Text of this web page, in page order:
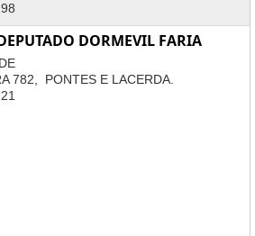
DORMEVIL FARIA
782, PONTES E LACERDA.